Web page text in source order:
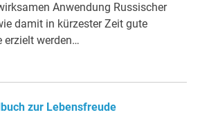
Anwendung Russischer
damit in kürzester Zeit gute
erzielt werden…
zur Lebensfreude